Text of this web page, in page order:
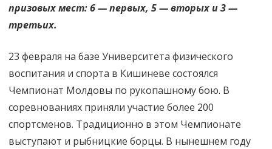
призовых мест: 6 — первых, 5 — вторых и 3 —
третьих.
23 февраля на базе Университета физического
воспитания и спорта в Кишиневе состоялся
Чемпионат Молдовы по рукопашному бою. В
соревнованиях приняли участие более 200
спортсменов. Традиционно в этом Чемпионате
выступают и рыбницкие борцы. В нынешнем году